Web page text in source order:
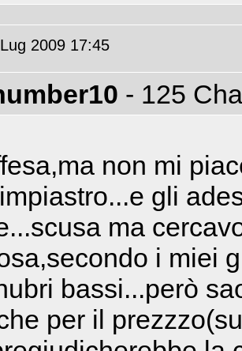
2009 17:45
- 125
non mi
gli
ma
i miei
bassi...però
per il